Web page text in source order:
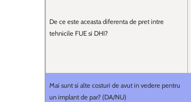
De ce este aceasta diferenta de pret intre
tehnicile FUE si DHI?
Mai sunt si alte costuri de avut in vedere pentru
un implant de par? (DA/NU)